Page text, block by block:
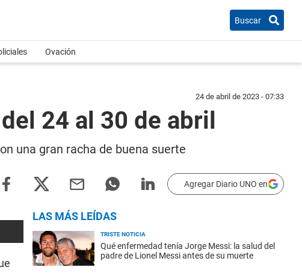
Buscar
Ovación
24 de abril de 2023 - 07:33
24 al 30 de abril
una gran racha de buena suerte
Agregar Diario UNO en
LAS MÁS LEÍDAS
TRISTE NOTICIA
Qué enfermedad tenía Jorge Messi: la salud del
padre de Lionel Messi antes de su muerte